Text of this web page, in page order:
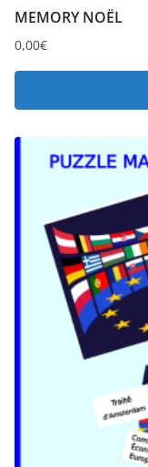
MEMORY NOËL
0,00€